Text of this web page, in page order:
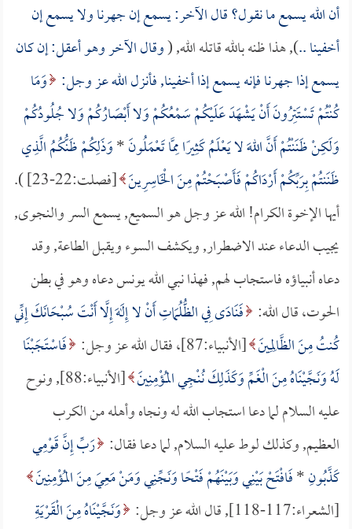
أن الله يسمع ما نقول؟ قال الآخر: يسمع إن جهرنا ولا يسمع إن
أخفينا ..), هذا ظنه بالله قاتله الله, (وقال الآخر وهو أعقل: إن كان
يسمع إذا جهرنا فإنه يسمع إذا أخفينا, فأنزل الله عز وجل: وَمَا
كُنْتُمْ تَسْتَتِرُونَ أَنْ يَشْهَدَ عَلَيْكُمْ سَمْعُكُمْ وَلا أَبْصَارُكُمْ وَلا جُلُودُكُمْ
وَلَكِنْ ظَنَنْتُمْ أَنَّ اللهَ لا يَعْلَمُ كَثِيرًا مِمَّا تَعْمَلُونَ*وَذَلِكُمْ ظَنُّكُمُ الَّذِي
ظَنَنتُمْ بِرَبِّكُمْ أَرْدَاكُمْ فَأَصْبَحْتُمْ مِنَ الْخَاسِرِينَ [فصلت:22-23] ).
أيها الإخوة الكرام! الله عز وجل هو السميع, يسمع السر والنجوى,
يجيب الدعاء عند الاضطرار, ويكشف السوء ويقبل الطاعة, وقد
دعاه أنبياؤه فاستجاب لهم, فهذا نبي الله يونس دعاه وهو في بطن
الحوت، قال الله: فَنَادَى فِي الظُّلُمَاتِ أَنْ لا إِلَهَ إِلَّا أَنْتَ سُبْحَانَكَ إِنِّي
كُنتُ مِنَ الظَّالِمِينَ [الأنبياء:87]، فقال الله عز وجل:
فَاسْتَجَبْنَا
لَهُ وَنَجَّيْنَاهُ مِنَ الْغَمِّ وَكَذَلِكَ نُنْجِي المُؤْمِنِينَ
[الأنبياء:88], ونوح
عليه السلام لما دعا استجاب الله له ونجاه وأهله من الكرب
العظيم, وكذلك لوط عليه السلام, لما دعا فقال: رَبِّ إِنَّ قَوْمِي
كَذَّبُونِ*فَافْتَحْ بَيْنِي وَبَيْنَهُمْ فَتْحًا وَنَجِّنِي وَمَنْ مَعِيَ مِنَ المُؤْمِنِينَ
[الشعراء:117-118], قال الله عز وجل:
وَنَجَّيْنَاهُ مِنَ الْقَرْيَةِ